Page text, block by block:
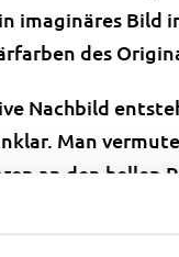
imaginäres Bild
des
Nachbild
Man
an den hellen
Dank